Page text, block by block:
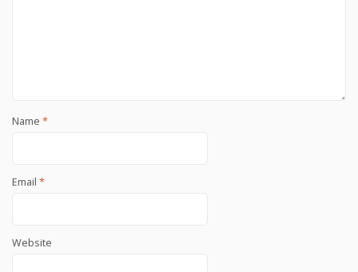
Name *
Email *
Website